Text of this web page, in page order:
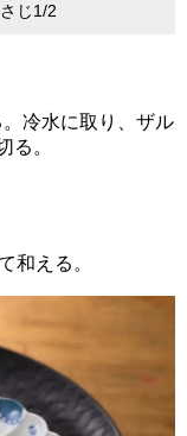
じ1/2
冷水に取り、ザル
る。
和える。